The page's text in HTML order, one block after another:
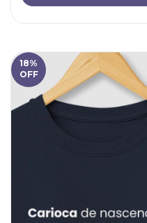
18%
OFF